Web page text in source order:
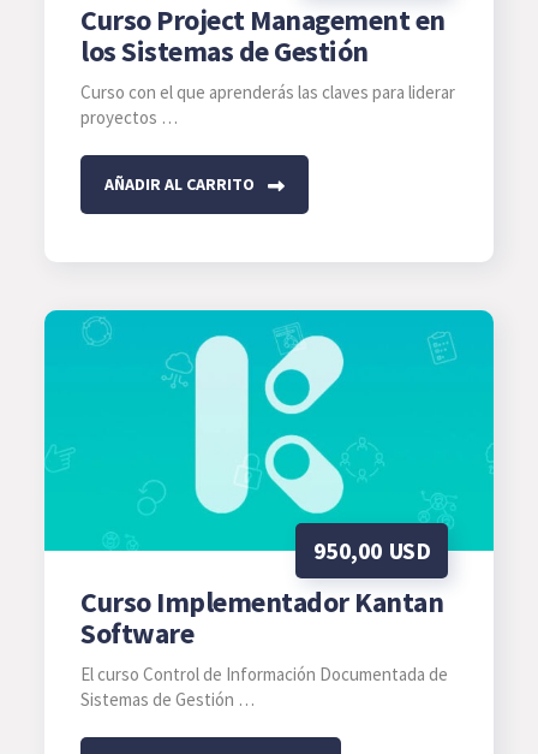
Curso Project Management en
los Sistemas de Gestión
Curso con el que aprenderás las claves para liderar
proyectos …
AÑADIR AL CARRITO
Curso Implementador Kantan
Software
950,00 USD
El curso Control de Información Documentada de
Sistemas de Gestión …